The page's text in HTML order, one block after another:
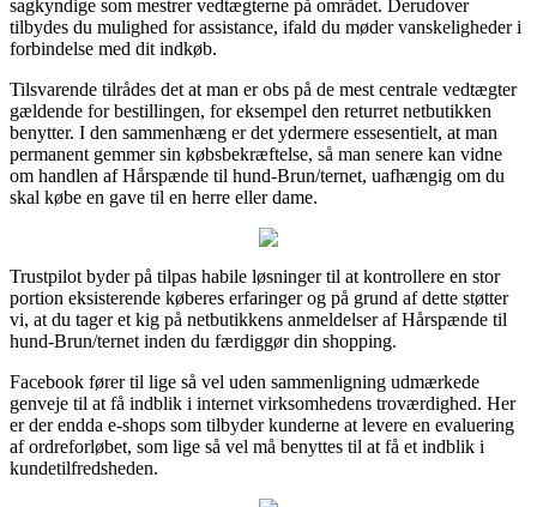
sagkyndige som mestrer vedtægterne på området. Derudover
tilbydes du mulighed for assistance, ifald du møder vanskeligheder i
forbindelse med dit indkøb.
Tilsvarende tilrådes det at man er obs på de mest centrale vedtægter
gældende for bestillingen, for eksempel den returret netbutikken
benytter. I den sammenhæng er det ydermere essesentielt, at man
permanent gemmer sin købsbekræftelse, så man senere kan vidne
om handlen af Hårspænde til hund-Brun/ternet, uafhængig om du
skal købe en gave til en herre eller dame.
Trustpilot byder på tilpas habile løsninger til at kontrollere en stor
portion eksisterende køberes erfaringer og på grund af dette støtter
vi, at du tager et kig på netbutikkens anmeldelser af Hårspænde til
hund-Brun/ternet inden du færdiggør din shopping.
Facebook fører til lige så vel uden sammenligning udmærkede
genveje til at få indblik i internet virksomhedens troværdighed. Her
er der endda e-shops som tilbyder kunderne at levere en evaluering
af ordreforløbet, som lige så vel må benyttes til at få et indblik i
kundetilfredsheden.